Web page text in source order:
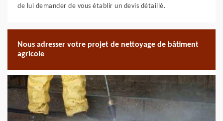
de lui demander de vous établir un devis détaillé.
Nous adresser votre projet de nettoyage de bâtiment
agricole